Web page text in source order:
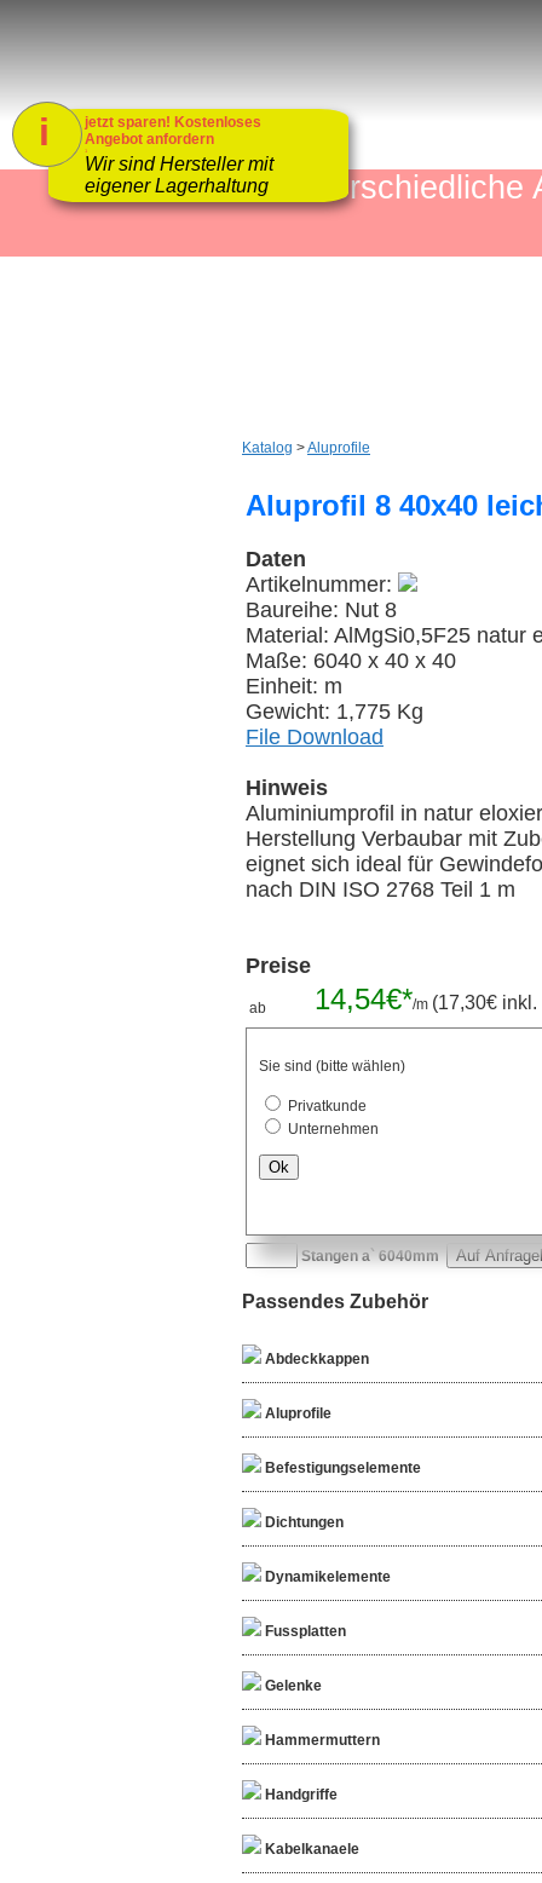
mehr als 4000
Katalog >Aluprofile
Aluprofil 8 40x40
Daten
Artikelnummer:
Baureihe: Nut 8
Material: AlMgSi0,5F25 natur
Maße: 6040 x 40 x 40
Einheit: m
Gewicht: 1,775 Kg
File Download
Hinweis
Aluminiumprofil in natur
Herstellung Verbaubar mit
eignet sich ideal für
nach DIN ISO 2768 Teil 1 m
Preise
Sie sind (bitte wählen)
Privatkunde
Unternehmen
Ok
ab 14,54€*/m (17,30€ inkl.
Stückpreis anfragen
Stangenware
Stangen a` 6040mm
Passendes Zubehör
Abdeckkappen
Aluprofile
Befestigungselemente
Dichtungen
Dynamikelemente
Fussplatten
Gelenke
Hammermuttern
Handgriffe
Kabelkanaele
jetzt sparen! Kostenloses
Angebot anfordern
1
Wir sind Hersteller mit
eigener Lagerhaltung
i